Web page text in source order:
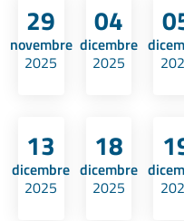
29
novembre
2025
04
dicembre
2025
13
dicembre
2025
18
dicembre
2025